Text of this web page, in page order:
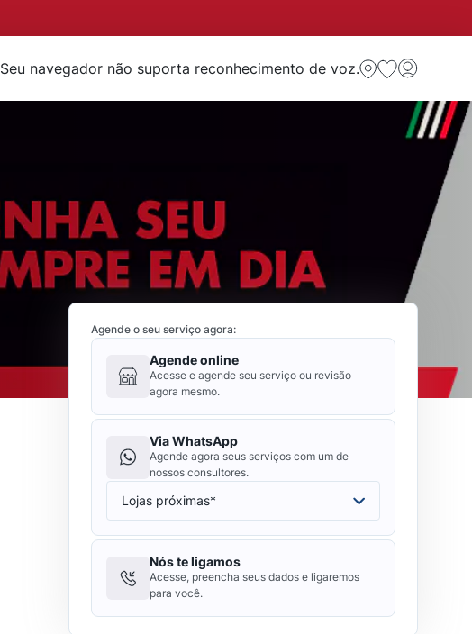
Seu navegador não suporta reconhecimento de voz.
Agende o seu serviço agora:
Agende online
Acesse e agende seu serviço ou revisão
agora mesmo.
Via WhatsApp
Agende agora seus serviços com um de
nossos consultores.
Nós te ligamos
Acesse, preencha seus dados e ligaremos
para você.